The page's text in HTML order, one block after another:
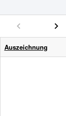
Auszeichnung